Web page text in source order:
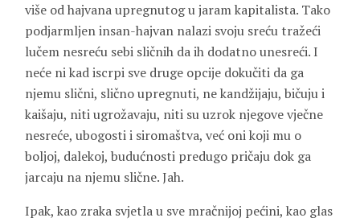
više od hajvana upregnutog u jaram kapitalista. Tako
podjarmljen insan-hajvan nalazi svoju sreću tražeći
lučem nesreću sebi sličnih da ih dodatno unesreći. I
neće ni kad iscrpi sve druge opcije dokučiti da ga
njemu slični, slično upregnuti, ne kandžijaju, bičuju i
kaišaju, niti ugrožavaju, niti su uzrok njegove vječne
nesreće, ubogosti i siromaštva, već oni koji mu o
boljoj, dalekoj, budućnosti predugo pričaju dok ga
jarcaju na njemu slične. Jah.
Ipak, kao zraka svjetla u sve mračnijoj pećini, kao glas